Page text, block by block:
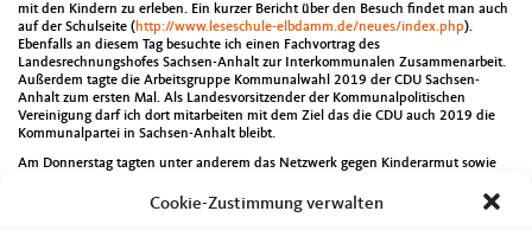
Cookie-Zustimmung verwalten
mit den Kindern zu erleben. Ein kurzer Bericht über den Besuch findet man auch
auf der Schulseite ( http://www.leseschule-elbdamm.de/neues/index.php).
Ebenfalls an diesem Tag besuchte ich einen Fachvortrag des
Landesrechnungshofes Sachsen-Anhalt zur Interkommunalen Zusammenarbeit.
Außerdem tagte die Arbeitsgruppe Kommunalwahl 2019 der CDU Sachsen-
Anhalt zum ersten Mal. Als Landesvorsitzender der Kommunalpolitischen
Vereinigung darf ich dort mitarbeiten mit dem Ziel das die CDU auch 2019 die
Kommunalpartei in Sachsen-Anhalt bleibt.
Am Donnerstag tagten unter anderem das Netzwerk gegen Kinderarmut sowie
Informationsbüro eröffnet. Es ist bei der Landeszentrale für politische Bildung des
Landes Sachsen-Anhalt angesiedelt. Europa ist wahrlich nicht immer einfach zu